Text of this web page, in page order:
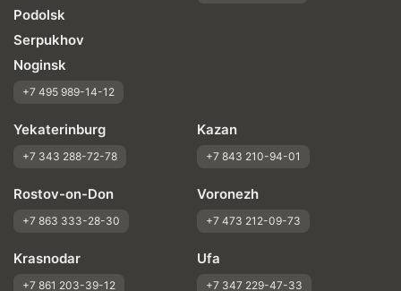
Podolsk
Serpukhov
Noginsk
+7 495 989-14-12
Yekaterinburg
+7 343 288-72-78
Kazan
+7 843 210-94-01
Rostov-on-Don
+7 863 333-28-30
Voronezh
+7 473 212-09-73
Krasnodar
+7 861 203-39-12
Ufa
+7 347 229-47-33